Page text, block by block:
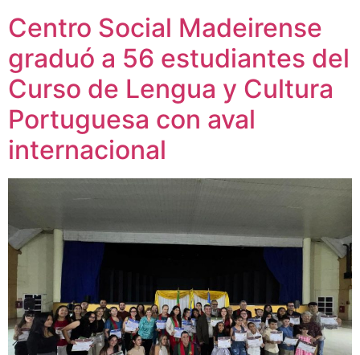
Centro Social Madeirense
graduó a 56 estudiantes del
Curso de Lengua y Cultura
Portuguesa con aval
internacional